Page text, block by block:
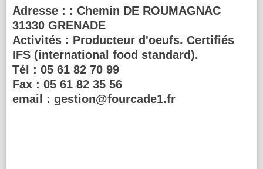
Adresse : : Chemin DE ROUMAGNAC
31330 GRENADE
Activités : Producteur d'oeufs. Certifiés
IFS (international food standard).
Tél : 05 61 82 70 99
Fax : 05 61 82 35 56
email : gestion@fourcade1.fr